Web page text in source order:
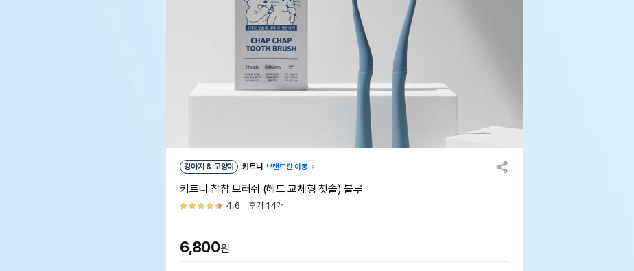
강아지 & 고양이 키트니 브랜드관 이동
키트니 찹찹 브러쉬 (헤드 교체형 칫솔) 블루
4.6 후기 14개
6,800원